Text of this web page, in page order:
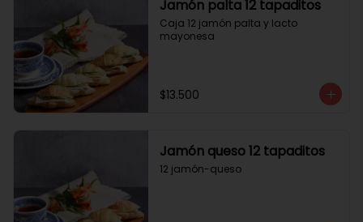
Jamón palta 12 tapaditos
Caja 12 jamón palta y lacto
mayonesa
$13.500
Jamón queso 12 tapaditos
12 jamón-queso